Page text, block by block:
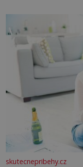
okurky ✿ 2 rajčata
lžíci citronové šťávy
skutecnepribehy.cz